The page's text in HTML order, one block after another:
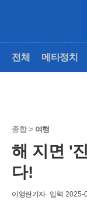
전체 메타정치
종합 > 여행
해 지면 '
다!
이영란기자 입력 2025-